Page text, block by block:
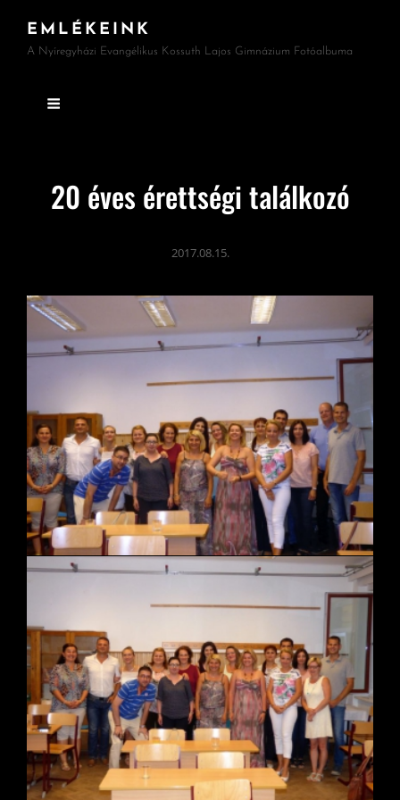
EMLÉKEINK
A Nyíregyházi Evangélikus Kossuth Lajos Gimnázium Fotóalbuma
20 éves érettségi találkozó
2017.08.15.